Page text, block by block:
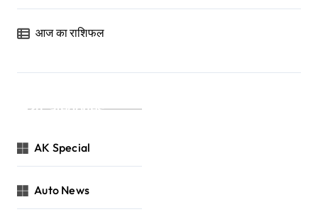
आज का राशिफल
Categories
AK Special
Auto News